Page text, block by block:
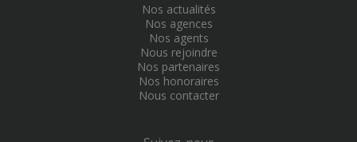
Nos actualités
Nos agences
Nos agents
Nous rejoindre
Nos partenaires
Nos honoraires
Nous contacter